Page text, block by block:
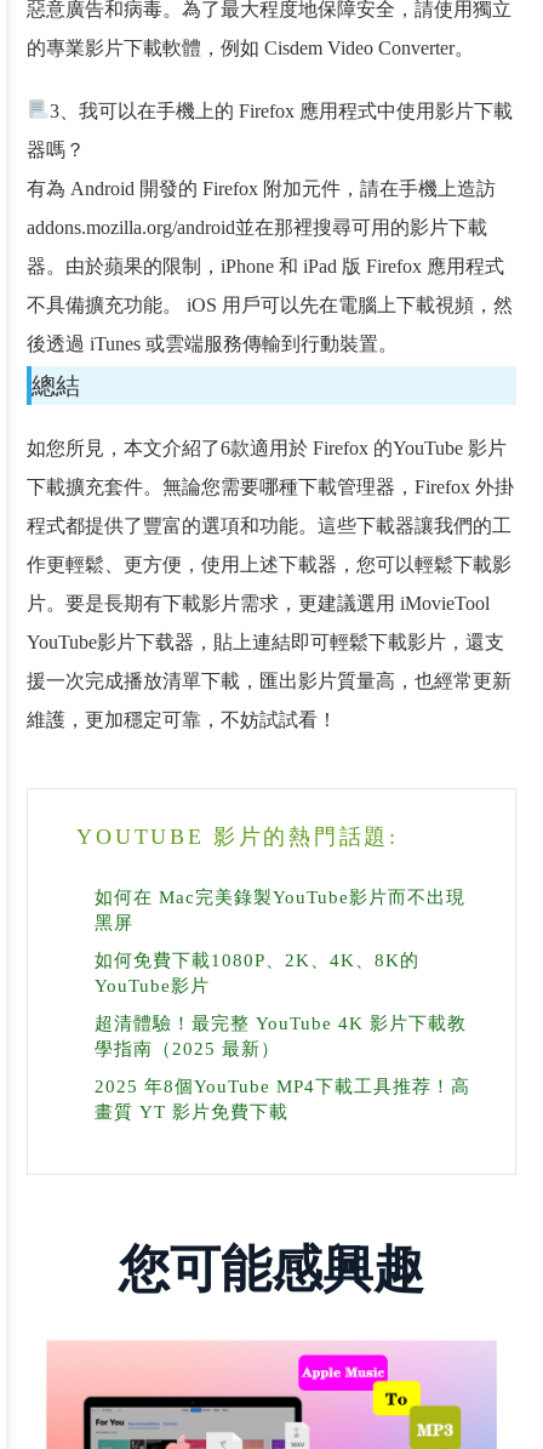
惡意廣告和病毒。為了最大程度地保障安全，請使用獨立
的專業影片下載軟體，例如 Cisdem Video Converter。
3、我可以在手機上的 Firefox 應用程式中使用影片下載
器嗎？
有為 Android 開發的 Firefox 附加元件，請在手機上造訪
addons.mozilla.org/android並在那裡搜尋可用的影片下載
器。由於蘋果的限制，iPhone 和 iPad 版 Firefox 應用程式
不具備擴充功能。 iOS 用戶可以先在電腦上下載視頻，然
後透過 iTunes 或雲端服務傳輸到行動裝置。
總結
如您所見，本文介紹了6款適用於 Firefox 的YouTube 影片
下載擴充套件。無論您需要哪種下載管理器，Firefox 外掛
程式都提供了豐富的選項和功能。這些下載器讓我們的工
作更輕鬆、更方便，使用上述下載器，您可以輕鬆下載影
片。要是長期有下載影片需求，更建議選用 iMovieTool
YouTube影片下载器，貼上連結即可輕鬆下載影片，還支
援一次完成播放清單下載，匯出影片質量高，也經常更新
維護，更加穩定可靠，不妨試試看！
YOUTUBE 影片的熱門話題:
如何在 Mac完美錄製YouTube影片而不出現
黑屏
如何免費下載1080P、2K、4K、8K的
YouTube影片
超清體驗！最完整 YouTube 4K 影片下載教
學指南（2025 最新）
2025 年8個YouTube MP4下載工具推荐！高
畫質 YT 影片免費下載
您可能感興趣